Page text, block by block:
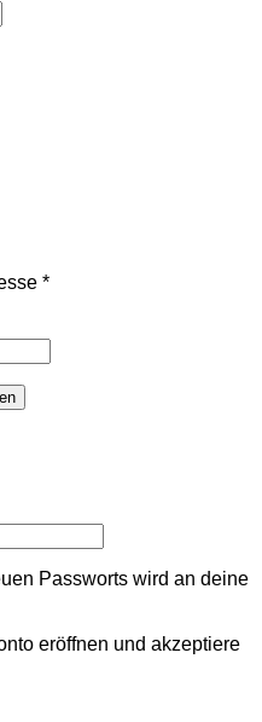
*Erforderlich
Passworts wird an deine
eröffnen und akzeptiere